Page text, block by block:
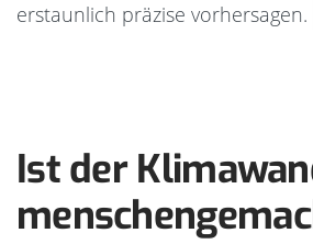
erstaunlich präzise vorhersagen.
Ist der